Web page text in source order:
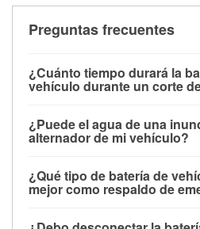
Preguntas frecuentes
¿Cuánto tiempo durará la
vehículo durante un corte
alimentar pequeños
limitado, pero el uso repetido
contar con un equipo de carga
cortes prolongados.
¿Puede el agua de una
alternador de mi vehículo?
parte baja del compartimento
dañarse si se sumergen, lo
¿Qué tipo de batería de
mejor como respaldo de